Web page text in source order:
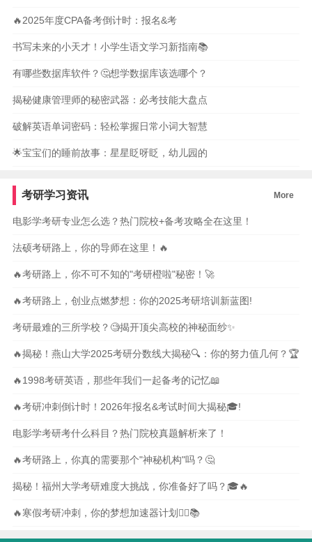
🔥2025年度CPA备考倒计时：报名&考
书写未来的小天才！小学生语文学习新指南📚
有哪些数据库软件？🤔想学数据库该选哪个？
揭秘健康管理师的秘密武器：必考技能大盘点
破解英语单词密码：轻松掌握日常小词大智慧
🌟宝宝们的睡前故事：星星眨呀眨，幼儿园的
考研学习资讯 More
电影学考研专业怎么选？热门院校+备考攻略全在这里！
法硕考研路上，你的导师在这里！🔥
🔥考研路上，你不可不知的"考研橙啦"秘密！🚀
🔥考研路上，创业点燃梦想：你的2025考研培训新蓝图!
考研最难的三所学校？🧐揭开顶尖高校的神秘面纱✨
🔥揭秘！燕山大学2025考研分数线大揭秘🔍：你的努力值几何？🏆
🔥1998考研英语，那些年我们一起备考的记忆📖
🔥考研冲刺倒计时！2026年报名&考试时间大揭秘🎓!
电影学考研考什么科目？热门院校真题解析来了！
🔥考研路上，你真的需要那个"神秘机构"吗？🤔
揭秘！福州大学考研难度大挑战，你准备好了吗？🎓🔥
🔥寒假考研冲刺，你的梦想加速器计划🏃‍♀️📚